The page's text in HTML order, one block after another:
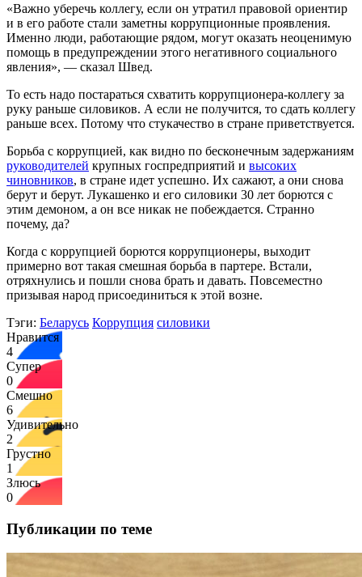
«Важно уберечь коллегу, если он утратил правовой ориентир
и в его работе стали заметны коррупционные проявления.
Именно люди, работающие рядом, могут оказать неоценимую
помощь в предупреждении этого негативного социального
явления», — сказал Швед.
То есть надо постараться схватить коррупционера-коллегу за
руку раньше силовиков. А если не получится, то сдать коллегу
раньше всех. Потому что стукачество в стране приветствуется.
Борьба с коррупцией, как видно по бесконечным задержаниям
руководителей крупных госпредприятий и высоких
чиновников, в стране идет успешно. Их сажают, а они снова
берут и берут. Лукашенко и его силовики 30 лет борются с
этим демоном, а он все никак не побеждается. Странно
почему, да?
Когда с коррупцией борются коррупционеры, выходит
примерно вот такая смешная борьба в партере. Встали,
отряхнулись и пошли снова брать и давать. Повсеместно
призывая народ присоединиться к этой возне.
Тэги: Беларусь Коррупция силовики
Нравится
4
Супер
0
Смешно
6
Удивительно
2
Грустно
1
Злюсь
0
Публикации по теме